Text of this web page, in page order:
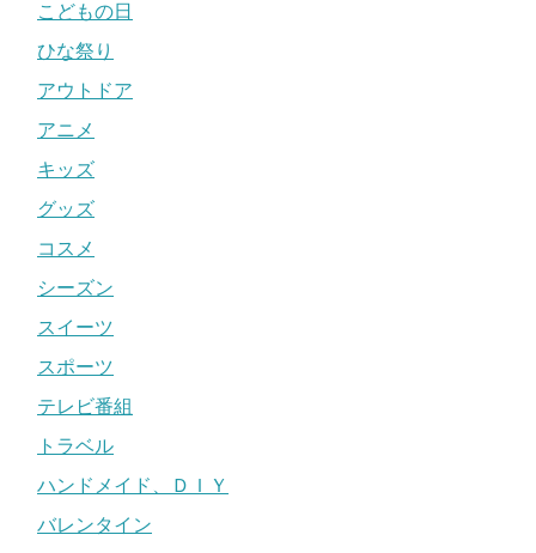
こどもの日
ひな祭り
アウトドア
アニメ
キッズ
グッズ
コスメ
シーズン
スイーツ
スポーツ
テレビ番組
トラベル
ハンドメイド、ＤＩＹ
バレンタイン